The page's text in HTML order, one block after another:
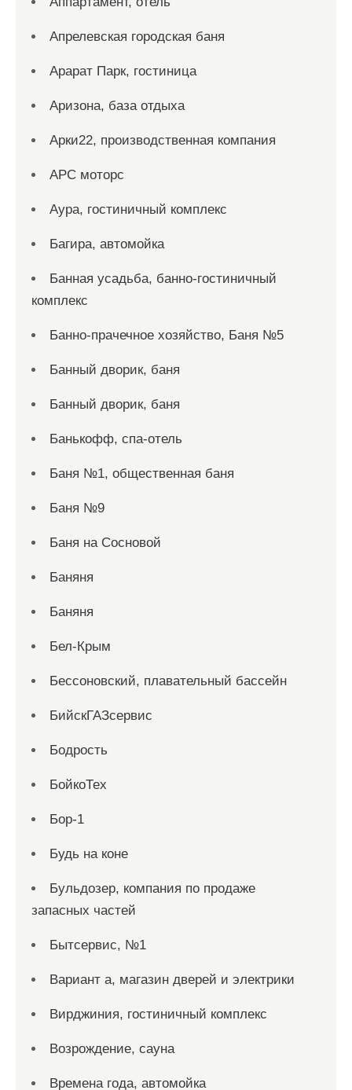
Апрелевская городская баня
Арарат Парк, гостиница
Аризона, база отдыха
Арки22, производственная компания
АРС моторс
Аура, гостиничный комплекс
Багира, автомойка
Банная усадьба, банно-гостиничный
комплекс
Банно-прачечное хозяйство, Баня №5
Банный дворик, баня
Банный дворик, баня
Банькофф, спа-отель
Баня №1, общественная баня
Баня №9
Баня на Сосновой
Баняня
Баняня
Бел-Крым
Бессоновский, плавательный бассейн
БийскГАЗсервис
Бодрость
БойкоТех
Бор-1
Будь на коне
Бульдозер, компания по продаже
запасных частей
Бытсервис, №1
Вариант а, магазин дверей и электрики
Вирджиния, гостиничный комплекс
Возрождение, сауна
Времена года, автомойка